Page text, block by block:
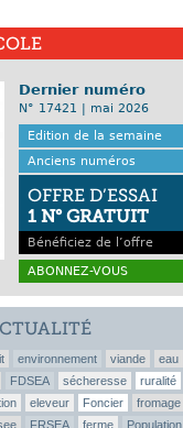
Dernier numéro
N° 17421 | mai 2026
Edition de la semaine
Anciens numéros
OFFRE D’ESSAI
1 N° GRATUIT
Bénéficiez de l’offre
ABONNEZ-VOUS
environnement viande eau
FDSEA sécheresse ruralité
eleveur Foncier fromage
FRSEA ferme Population